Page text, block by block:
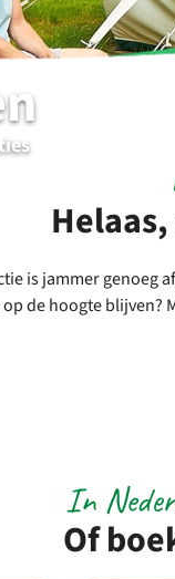
is jammer genoeg
de hoogte blijven?
Of
In